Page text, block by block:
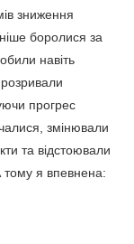
зниження
боролися за
навіть
прогрес
змінювали
та відстоювали
тому я впевнена: